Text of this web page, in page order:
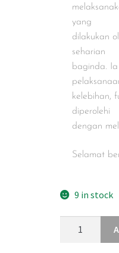
yang
dilakukan
seharian
baginda.
kelebihan,
diperolehi
dengan
Selamat
9 in stock